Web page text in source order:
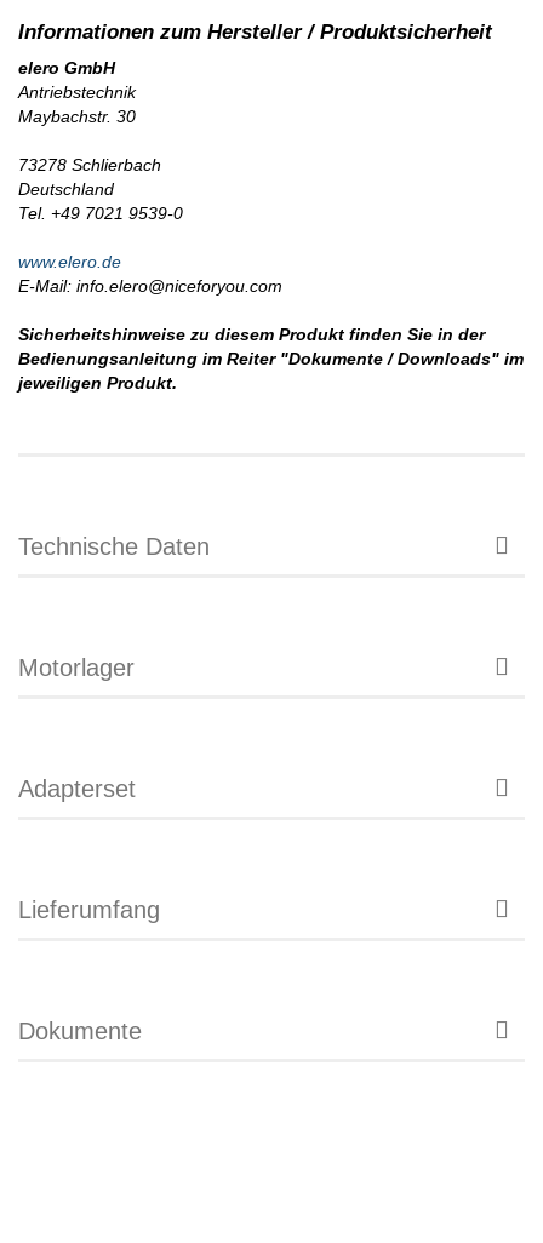
elero GmbH
Antriebstechnik
Maybachstr. 30
73278 Schlierbach
Deutschland
Tel. +49 7021 9539-0
www.elero.de
E-Mail: info.elero@niceforyou.com
Sicherheitshinweise zu diesem Produkt finden Sie in der
Bedienungsanleitung im Reiter "Dokumente / Downloads" im
jeweiligen Produkt.
Technische Daten
Motorlager
Adapterset
Lieferumfang
Dokumente